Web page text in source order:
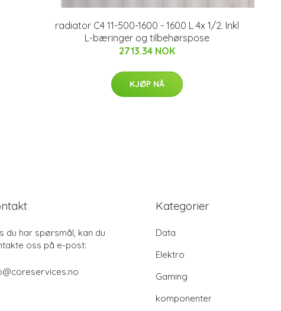
radiator C4 11-500-1600 - 1600 L 4x 1/2. Inkl
L-bæringer og tilbehørspose
2713.34 NOK
KJØP NÅ
du har spørsmål, kan du
oss på e-post:
Kategorier
Data
Elektro
Gaming
komponenter